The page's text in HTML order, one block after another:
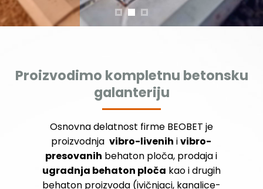
Proizvodimo kompletnu betonsku
galanteriju
Osnovna delatnost firme BEOBET je
proizvodnjavibro-livenih ivibro-
presovanih behaton ploča, prodaja i
ugradnja behaton ploča kao i drugih
behaton proizvoda (ivičnjaci, kanalice-